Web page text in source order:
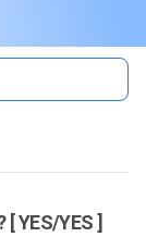
YES/YES ]